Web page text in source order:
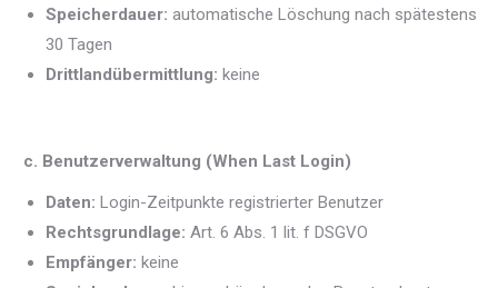
Speicherdauer: automatische Löschung nach spätestens
30 Tagen
Drittlandübermittlung: keine
c. Benutzerverwaltung (When Last Login)
Daten: Login-Zeitpunkte registrierter Benutzer
Rechtsgrundlage: Art. 6 Abs. 1 lit. f DSGVO
Empfänger: keine